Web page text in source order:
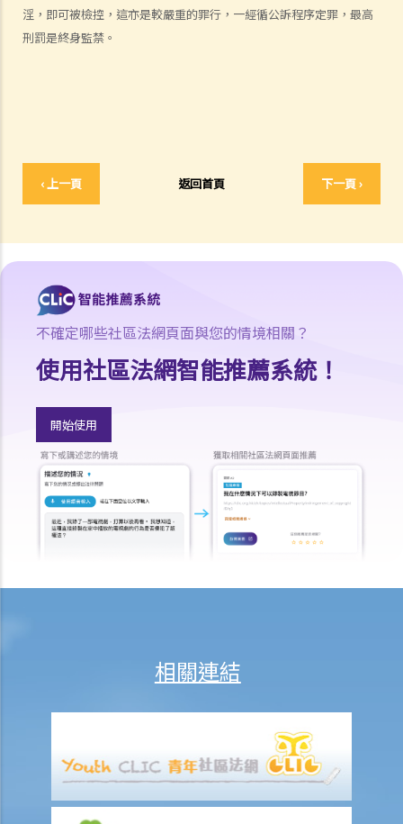
淫，即可被檢控，這亦是較嚴重的罪行，一經循公訴程序定罪，最高
刑罰是終身監禁。
‹ 上一頁 返回首頁 下一頁 ›
I. 受害人不同意
II. 罔顧受害人是否同意
1. 如果與一名16歲以下女童性交，即使她同意，我是否也干犯了強姦
3. 如性交時，男女其中一方神智迷糊，又是否屬於強姦？
C. 肛交
1. 未經同意的肛交
2. 意圖作出肛交而襲擊
3. 被視為違憲的同性戀性罪行
D. 以威脅或恐嚇手段促使非法性行為
問與答
1. 假如某人在公共廁所安裝隱藏攝影機在他人不知情的情況下作錄影，
是否需要承擔偷窺行為的法律責任？
2. 如果某人在自己家的客房裡安裝隱藏式錄影機，在客人不知情的情況
或觀察私密部位的責任？
G. 發布源自觸犯第 159AAB(1)或 159AAC(1)條所得的影像
H. 未經同意發布或威脅發布私密影像
問與答
不確定哪些社區法網頁面與您的情境相關？
使用社區法網智能推薦系統！
開始使用
相關連結